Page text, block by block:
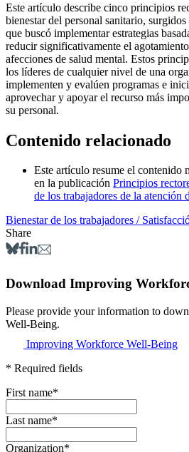
Este artículo describe cinco principios
bienestar del personal sanitario,
que buscó implementar estrategias
reducir significativamente el
afecciones de salud mental. Estos
los líderes de cualquier nivel de una
implementen y evalúen programas e
aprovechar y apoyar el recurso más
su personal.
Contenido relacionado
Este artículo resume el contenido
en la publicación Principios
de los trabajadores de la atención
Bienestar de los trabajadores /
Share
Download Improving
Please provide your information to
Well-Being.
Improving Workforce Well-Being
* Required fields
First name*
Last name*
Organization*